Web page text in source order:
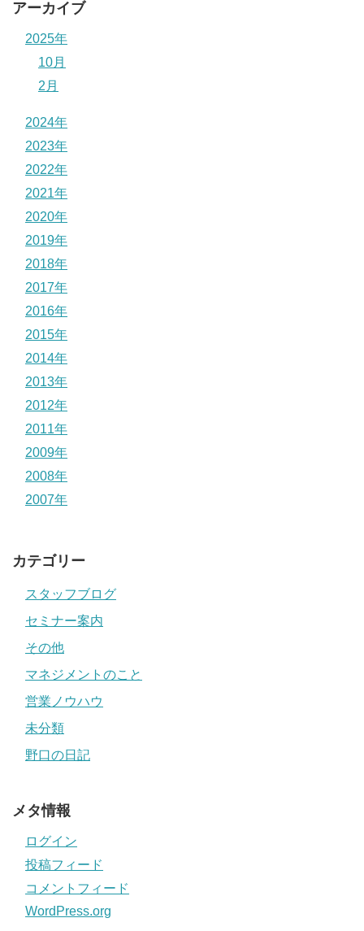
アーカイブ
2025年
10月
2月
2024年
2023年
2022年
2021年
2020年
2019年
2018年
2017年
2016年
2015年
2014年
2013年
2012年
2011年
2009年
2008年
2007年
カテゴリー
スタッフブログ
セミナー案内
その他
マネジメントのこと
営業ノウハウ
未分類
野口の日記
メタ情報
ログイン
投稿フィード
コメントフィード
WordPress.org